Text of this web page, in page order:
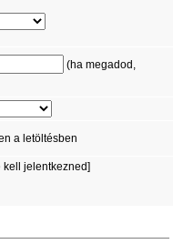
(ha megadod,
a letöltésben
kell jelentkezned]